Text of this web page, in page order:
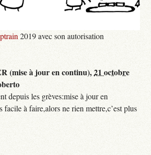
2019 avec son autorisation
(mise à jour en continu),21 octobre
depuis les grèves:mise à jour en
facile à faire,alors ne rien mettre,c’est plus